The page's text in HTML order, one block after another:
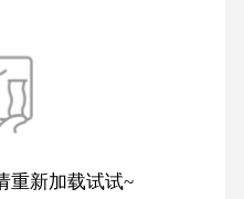
重新加载试试~